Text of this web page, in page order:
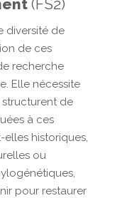
(FS2)
diversité de
de ces
recherche
Elle nécessite
de
à ces
elles historiques,
ou
pour restaurer